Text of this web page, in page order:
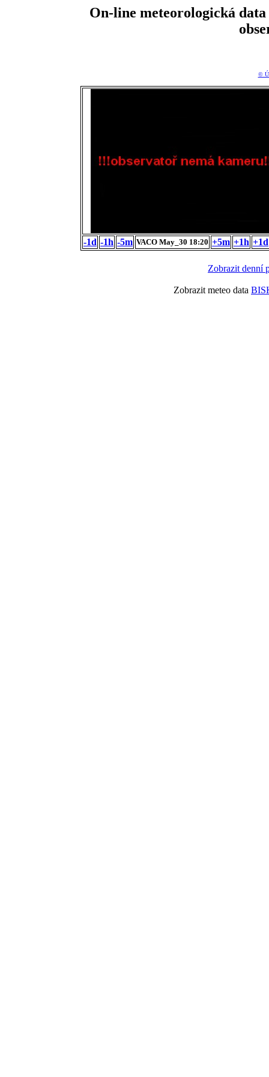
On-line meteorologická
©
-1d -1h -5m VACO May_30 18:20 +5m +1h +1d
Zobrazit denní
Zobrazit meteo data